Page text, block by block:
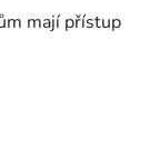
mají přístup